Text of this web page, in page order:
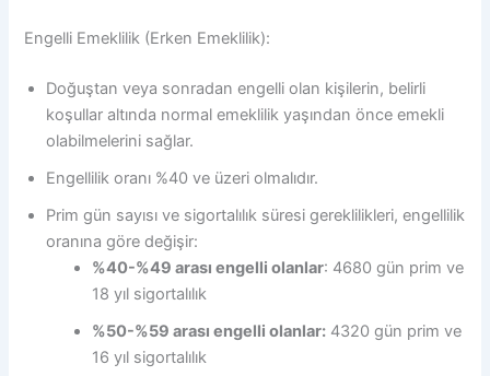
Engelli Emeklilik (Erken Emeklilik):
Doğuştan veya sonradan engelli olan kişilerin, belirli
koşullar altında normal emeklilik yaşından önce emekli
olabilmelerini sağlar.
Engellilik oranı %40 ve üzeri olmalıdır.
Prim gün sayısı ve sigortalılık süresi gereklilikleri, engellilik
oranına göre değişir:
%40-%49 arası engelli olanlar: 4680 gün prim ve
18 yıl sigortalılık
%50-%59 arası engelli olanlar: 4320 gün prim ve
16 yıl sigortalılık